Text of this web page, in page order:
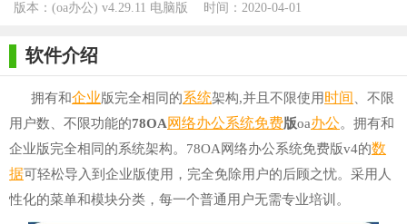
版本：(oa办公) v4.29.11 电脑版
时间：2020-04-01
软件介绍
拥有和企业版完全相同的系统架构,并且不限使用时间 、不限
用户数、不限功能的78OA网络办公系统免费版oa办公。拥有和
企业版完全相同的系统架构。78OA网络办公系统免费版v4的数
据可轻松导入到企业版使用，完全免除用户的后顾之忧。采用人
性化的菜单和模块分类，每一个普通用户无需专业培训。